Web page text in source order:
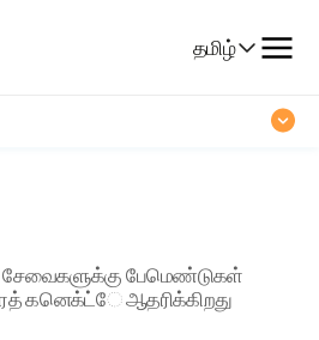
Select
Language
தமிழ்
சேவைகளுக்கு பேமெண்டுகள்
கனெக்ட்ே ஆதரிக்கிறது